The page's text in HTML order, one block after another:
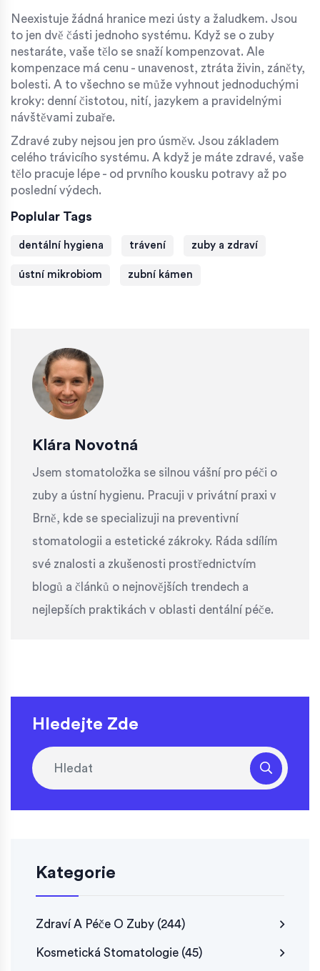
Neexistuje žádná hranice mezi ústy a žaludkem. Jsou
to jen dvě části jednoho systému. Když se o zuby
nestaráte, vaše tělo se snaží kompenzovat. Ale
kompenzace má cenu - unavenost, ztráta živin, záněty,
bolesti. A to všechno se může vyhnout jednoduchými
kroky: denní čistotou, nití, jazykem a pravidelnými
návštěvami zubaře.
Zdravé zuby nejsou jen pro úsměv. Jsou základem
celého trávicího systému. A když je máte zdravé, vaše
tělo pracuje lépe - od prvního kousku potravy až po
poslední výdech.
Poplular Tags
dentální hygiena trávení zuby a zdraví
ústní mikrobiom zubní kámen
Klára Novotná
Jsem stomatoložka se silnou vášní pro péči o
zuby a ústní hygienu. Pracuji v privátní praxi v
Brně, kde se specializuji na preventivní
stomatologii a estetické zákroky. Ráda sdílím
své znalosti a zkušenosti prostřednictvím
blogů a článků o nejnovějších trendech a
nejlepších praktikách v oblasti dentální péče.
Hledejte Zde
Kategorie
Zdraví A Péče O Zuby (244)
Kosmetická Stomatologie (45)